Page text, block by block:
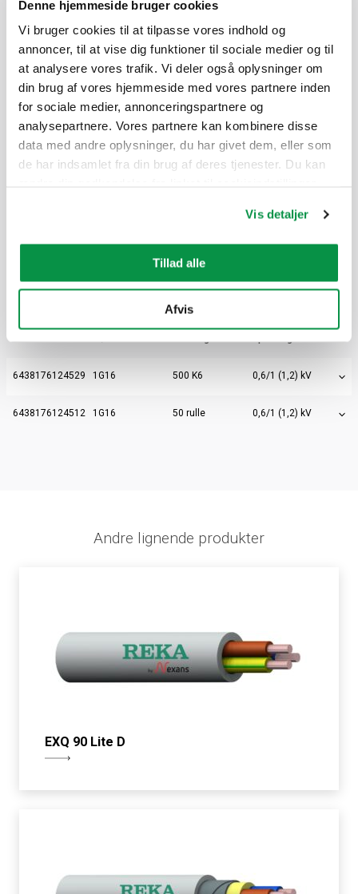
Denne hjemmeside bruger cookies
Vi bruger cookies til at tilpasse vores indhold og
annoncer, til at vise dig funktioner til sociale medier og til
at analysere vores trafik. Vi deler også oplysninger om
din brug af vores hjemmeside med vores partnere inden
for sociale medier, annonceringspartnere og
analysepartnere. Vores partnere kan kombinere disse
data med andre oplysninger, du har givet dem, eller som
de har indsamlet fra din brug af deres tjenester. Du kan
Vis detaljer
Tillad alle
Afvis
5G16
Elektrisk nummer Størrelse Emballage Spænding
6438176124680 5G16 500 K11 0,6/1 (1,2) kV
6438176124673 5G16 1000 K12 0,6/1 (1,2) kV
1G10
0,6/1 (1,2) kV
50 rulle
6438176124529 1G16 500 K6 0,6/1 (1,2) kV
6438176124512 1G16 50 rulle 0,6/1 (1,2) kV
Andre lignende produkter
EXQ 90 Lite D